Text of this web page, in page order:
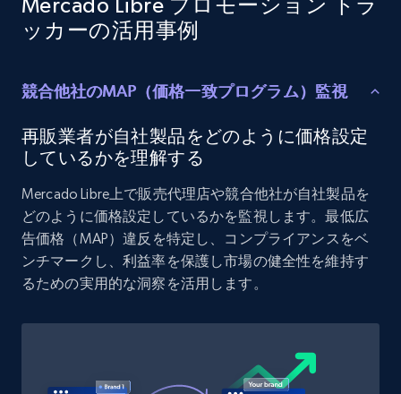
URL, Product id, Listing inventory id, Title, Rating,
Reviews count shop, Reviews count item, Initial
Amazon products search
Asin, URL, Name, Sponsored, Initial price, Final
price, Currency, Sold, and more.
1.6K+ 181+ 今すぐ始める
Mercado Libre プロモーション トラ
ッカーの活用事例
競合他社のMAP（価格一致プログラム）監視
再販業者が自社製品をどのように価格設定
しているかを理解する
Mercado Libre上で販売代理店や競合他社が自社製品を
どのように価格設定しているかを監視します。最低広
告価格（MAP）違反を特定し、コンプライアンスをベ
ンチマークし、利益率を保護し市場の健全性を維持す
るための実用的な洞察を活用します。